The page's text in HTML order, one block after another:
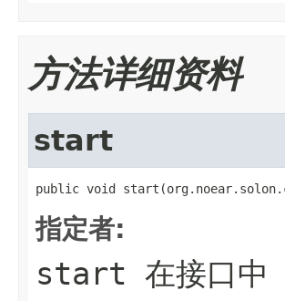
方法详细资料
start
public void
指定者:
start 在接口中